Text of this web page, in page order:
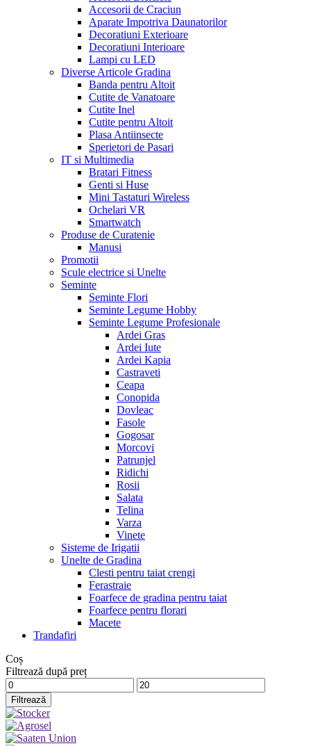
Accesorii de Craciun
Aparate Impotriva Daunatorilor
Decoratiuni Exterioare
Decoratiuni Interioare
Lampi cu LED
Diverse Articole Gradina
Banda pentru Altoit
Cutite de Vanatoare
Cutite Inel
Cutite pentru Altoit
Plasa Antiinsecte
Sperietori de Pasari
IT si Multimedia
Bratari Fitness
Genti si Huse
Mini Tastaturi Wireless
Ochelari VR
Smartwatch
Produse de Curatenie
Manusi
Promotii
Scule electrice si Unelte
Seminte
Seminte Flori
Seminte Legume Hobby
Seminte Legume Profesionale
Ardei Gras
Ardei Iute
Ardei Kapia
Castraveti
Ceapa
Conopida
Dovleac
Fasole
Gogosar
Morcovi
Patrunjel
Ridichi
Rosii
Salata
Telina
Varza
Vinete
Sisteme de Irigatii
Unelte de Gradina
Clesti pentru taiat crengi
Ferastraie
Foarfece de gradina pentru taiat
Foarfece pentru florari
Macete
Trandafiri
Coș
Filtrează după preț
Preț
minim
Preț
maxim
Filtrează